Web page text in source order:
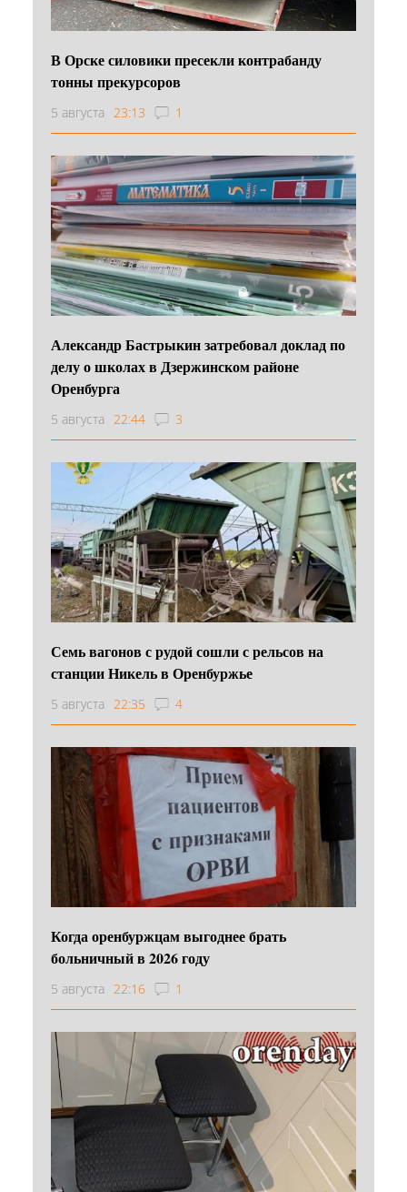
В Орске силовики пресекли контрабанду
тонны прекурсоров
5 августа 23:13 1
Александр Бастрыкин затребовал доклад по
делу о школах в Дзержинском районе
Оренбурга
5 августа 22:44 3
Семь вагонов с рудой сошли с рельсов на
станции Никель в Оренбуржье
5 августа 22:35 4
Когда оренбуржцам выгоднее брать
больничный в 2026 году
5 августа 22:16 1